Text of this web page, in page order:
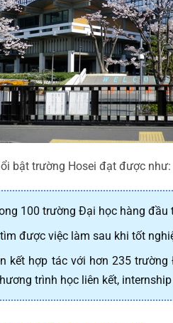
bật trường Hosei đạt được như:
100 trường Đại học hàng đầu
được việc làm sau khi tốt
kết hợp tác với hơn 235
trình học liên kết,